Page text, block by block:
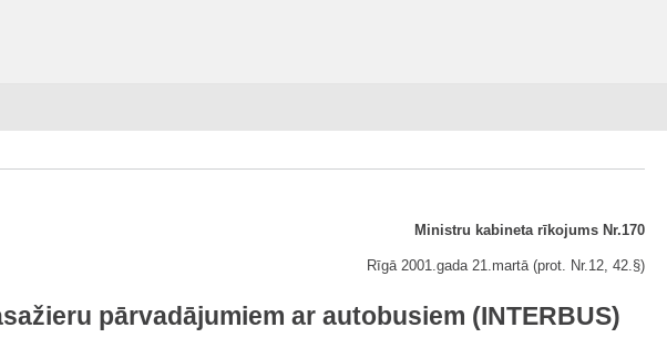
Ministru kabineta rīkojums Nr.170
Rīgā 2001.gada 21.martā (prot. Nr.12, 42.§)
pārvadājumiem ar autobusiem (INTERBUS)